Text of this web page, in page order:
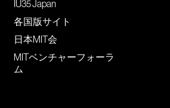
IU35 Japan
各国版サイト
日本MIT会
MITベンチャーフォーラ
ム